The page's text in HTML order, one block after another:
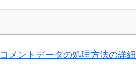
コメントデータの処理方法の詳細